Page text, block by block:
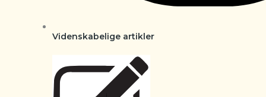
Videnskabelige artikler